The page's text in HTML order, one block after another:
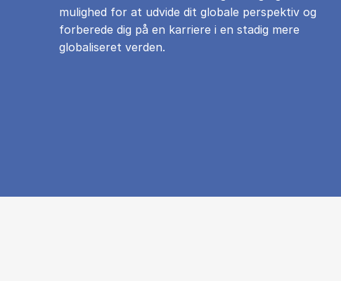
mulighed for at udvide dit globale perspektiv og
forberede dig på en karriere i en stadig mere
globaliseret verden.